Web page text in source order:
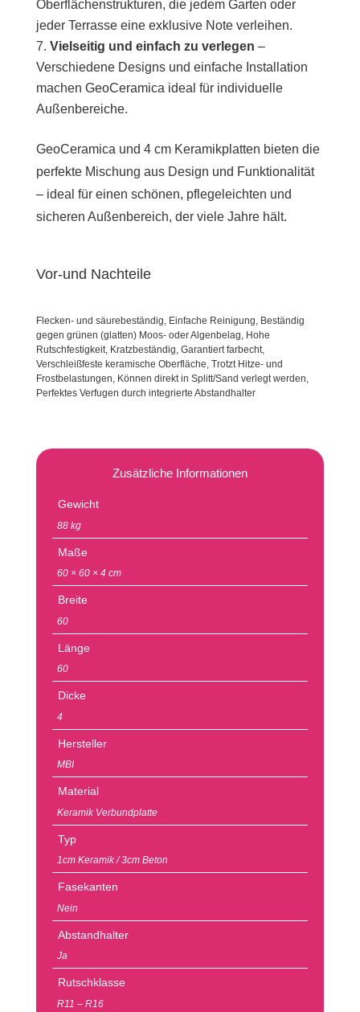
Oberflächenstrukturen, die jedem Garten oder
jeder Terrasse eine exklusive Note verleihen.
Vielseitig und einfach zu verlegen –
Verschiedene Designs und einfache Installation
machen GeoCeramica ideal für individuelle
Außenbereiche.
GeoCeramica und 4 cm Keramikplatten bieten die
perfekte Mischung aus Design und Funktionalität
– ideal für einen schönen, pflegeleichten und
sicheren Außenbereich, der viele Jahre hält.
Vor-und Nachteile
Flecken- und säurebeständig, Einfache Reinigung, Beständig
gegen grünen (glatten) Moos- oder Algenbelag, Hohe
Rutschfestigkeit, Kratzbeständig, Garantiert farbecht,
Verschleißfeste keramische Oberfläche, Trotzt Hitze- und
Frostbelastungen, Können direkt in Splitt/Sand verlegt werden,
Perfektes Verfugen durch integrierte Abstandhalter
Zusätzliche Informationen
Gewicht
88 kg
Maße
60 × 60 × 4 cm
Breite
60
Länge
60
Dicke
4
Hersteller
MBI
Material
Keramik Verbundplatte
Typ
1cm Keramik / 3cm Beton
Fasekanten
Nein
Abstandhalter
Ja
Rutschklasse
R11 – R16